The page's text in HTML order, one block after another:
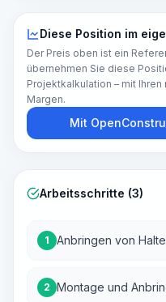
Diese Position im
Der Preis oben ist ein
übernehmen Sie diese
Projektkalkulation – mit
Margen.
Mit
Arbeitsschritte (3)
1 Anbringen von
2 Montage und